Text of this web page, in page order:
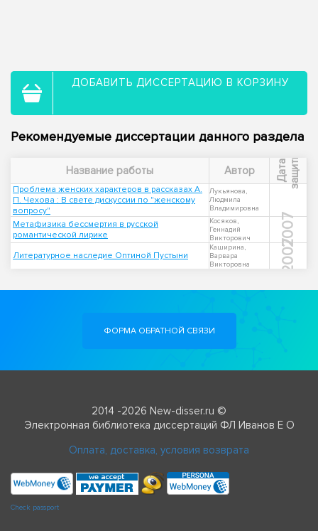
ДОБАВИТЬ ДИССЕРТАЦИЮ В КОРЗИНУ
Рекомендуемые диссертации данного раздела
Название работы Автор Д
а
т
а
з
а
щ
и
т ы
Проблема женских характеров в рассказах А.
П. Чехова : В свете дискуссии по "женскому
вопросу"
Лукьянова,
Людмила
Владимировна
Метафизика бессмертия в русской
романтической лирике
Косяков,
Геннадий
Викторович
2007
Литературное наследие Оптиной Пустыни
Каширина,
Варвара
Викторовна
2007
ФОРМА ОБРАТНОЙ СВЯЗИ
2014 -2026 New-disser.ru ©
Электронная библиотека диссертаций ФЛ Иванов Е О
Оплата, доставка, условия возврата
Check passport